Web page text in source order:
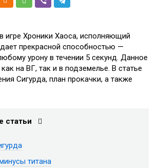
игре Хроники Хаоса, исполняющий
прекрасной способностью —
урону в течении 5 секунд. Данное
на ВГ, так и в подземелье. В статье
Сигурда, план прокачки, а также
статьи
титана